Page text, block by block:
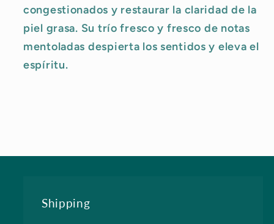
congestionados y restaurar la claridad de la
piel grasa. Su trío fresco y fresco de notas
mentoladas despierta los sentidos y eleva el
espíritu.
Shipping